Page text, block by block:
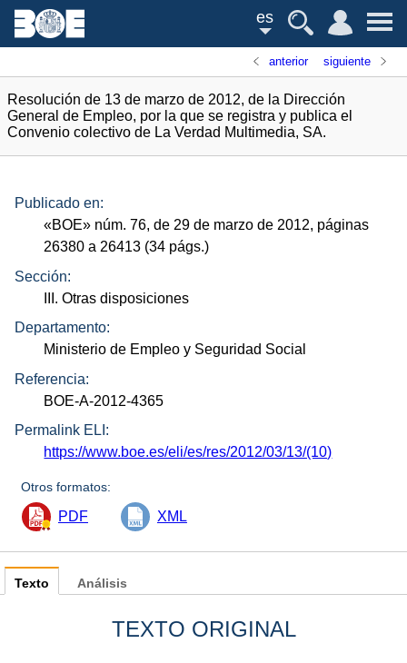
es
anterior siguiente
Resolución de 13 de marzo de 2012, de la Dirección
General de Empleo, por la que se registra y publica el
Convenio colectivo de La Verdad Multimedia, SA.
Publicado en:
«BOE» núm. 76, de 29 de marzo de 2012, páginas
26380 a 26413 (34 págs.)
Sección:
III. Otras disposiciones
Departamento:
Ministerio de Empleo y Seguridad Social
Referencia:
BOE-A-2012-4365
Permalink ELI:
https://www.boe.es/eli/es/res/2012/03/13/(10)
Otros formatos:
PDF XML
Texto
TEXTO ORIGINAL
Análisis